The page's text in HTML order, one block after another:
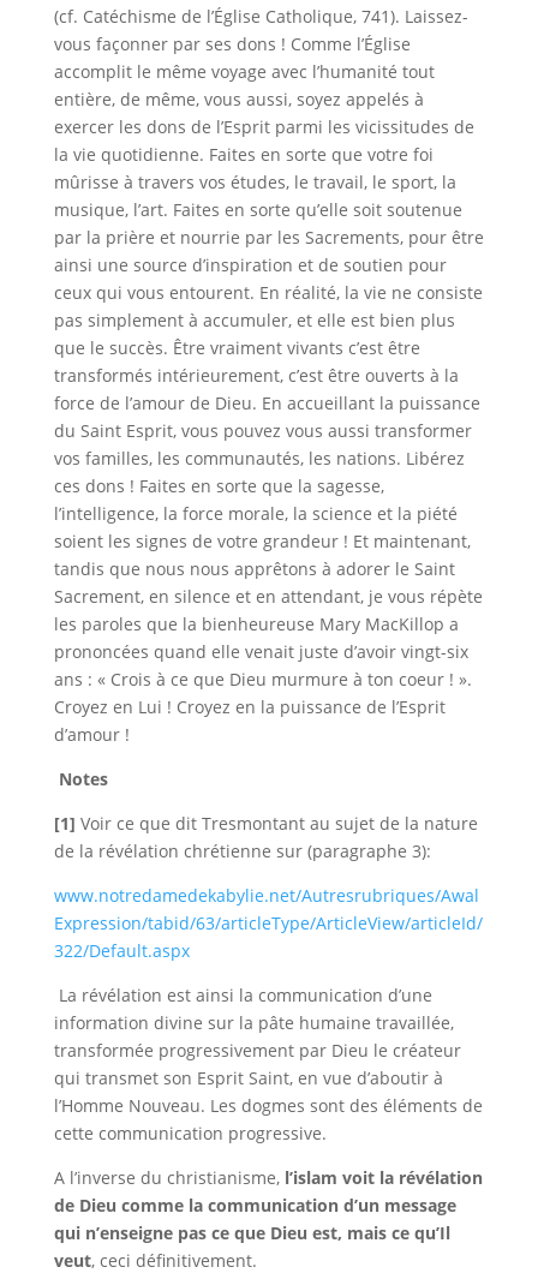
(cf. Catéchisme de l’Église Catholique, 741). Laissez-
vous façonner par ses dons ! Comme l’Église
accomplit le même voyage avec l’humanité tout
entière, de même, vous aussi, soyez appelés à
exercer les dons de l’Esprit parmi les vicissitudes de
la vie quotidienne. Faites en sorte que votre foi
mûrisse à travers vos études, le travail, le sport, la
musique, l’art. Faites en sorte qu’elle soit soutenue
par la prière et nourrie par les Sacrements, pour être
ainsi une source d’inspiration et de soutien pour
ceux qui vous entourent. En réalité, la vie ne consiste
pas simplement à accumuler, et elle est bien plus
que le succès. Être vraiment vivants c’est être
transformés intérieurement, c’est être ouverts à la
force de l’amour de Dieu. En accueillant la puissance
du Saint Esprit, vous pouvez vous aussi transformer
vos familles, les communautés, les nations. Libérez
ces dons ! Faites en sorte que la sagesse,
l’intelligence, la force morale, la science et la piété
soient les signes de votre grandeur ! Et maintenant,
tandis que nous nous apprêtons à adorer le Saint
Sacrement, en silence et en attendant, je vous répète
les paroles que la bienheureuse Mary MacKillop a
prononcées quand elle venait juste d’avoir vingt-six
ans : « Crois à ce que Dieu murmure à ton coeur ! ».
Croyez en Lui ! Croyez en la puissance de l’Esprit
d’amour !
Notes
[1] Voir ce que dit Tresmontant au sujet de la nature
de la révélation chrétienne sur (paragraphe 3):
www.notredamedekabylie.net/Autresrubriques/Awal
Expression/tabid/63/articleType/ArticleView/articleId/
322/Default.aspx
La révélation est ainsi la communication d’une
information divine sur la pâte humaine travaillée,
transformée progressivement par Dieu le créateur
qui transmet son Esprit Saint, en vue d’aboutir à
l’Homme Nouveau. Les dogmes sont des éléments de
cette communication progressive.
A l’inverse du christianisme, l’islam voit la révélation
de Dieu comme la communication d’un message
qui n’enseigne pas ce que Dieu est, mais ce qu’Il
veut, ceci définitivement.